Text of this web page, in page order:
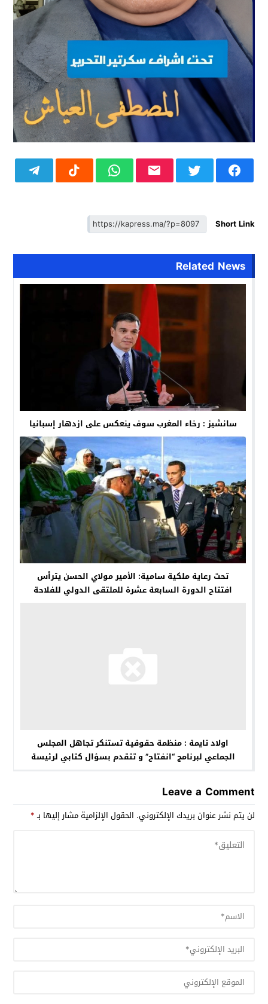
Short Link
Related News
سانشيز : رخاء المغرب سوف ينعكس على ازدهار إسبانيا
تحت رعاية ملكية سامية: الأمير مولاي الحسن يترأس
افتتاح الدورة السابعة عشرة للملتقى الدولي للفلاحة
اولاد تايمة : منظمة حقوقية تستنكر تجاهل المجلس
الجماعي لبرنامج “انفتاح” و تتقدم بسؤال كتابي لرئيسة
Leave a Comment
لن يتم نشر عنوان بريدك الإلكتروني. الحقول الإلزامية مشار إليها بـ*